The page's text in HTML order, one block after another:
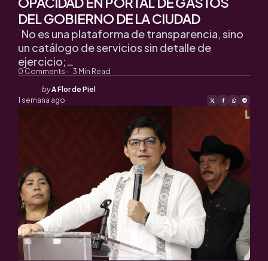
DEL GOBIERNO DE LA CIUDAD
0Comments 3 Min Read
No es una plataforma de transparencia, sino
un catálogo de servicios sin detalle de
ejercicio;…
Posted
by
byA Flor de Piel
1 semana ago